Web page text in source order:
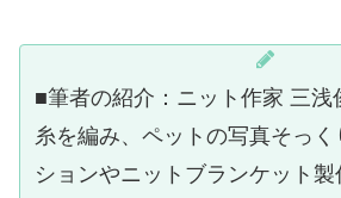
■筆者の紹介：ニット作家 三浅
糸を編み、ペットの写真そっく
ションやニットブランケット製